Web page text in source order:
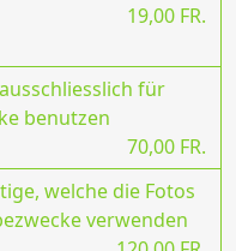
19,00 FR.
für
benutzen
70,00 FR.
welche die Fotos
verwenden